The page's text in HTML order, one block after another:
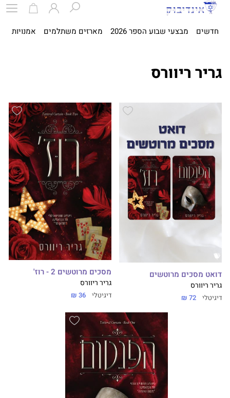
חדשים מבצעי שבוע הספר 2026 מארזים משתלמים אמנויות
גריר ריוורס
דואט מסכים מרוטשים
גריר ריוורס
דיגיטלי 72 ₪
מסכים מרוטשים 2 - רוז'
גריר ריוורס
דיגיטלי 36 ₪